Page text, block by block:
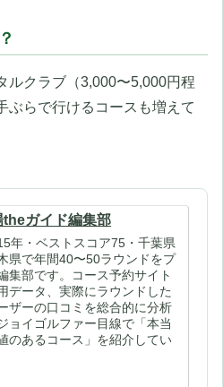
ルクラブ（3,000〜5,000円程
ぶらで行けるコースも増えて
theガイド編集部
年・ベストスコア75・千葉県
県で年間40〜50ラウンドをプ
集部です。コース予約サイト
データ、実際にラウンドした
ザーの口コミを総合的に分析
ョイゴルファー目線で「本当
のあるコース」を紹介してい